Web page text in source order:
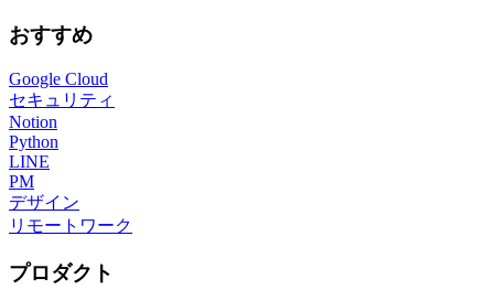
おすすめ
Google Cloud
セキュリティ
Notion
Python
LINE
PM
デザイン
リモートワーク
プロダクト